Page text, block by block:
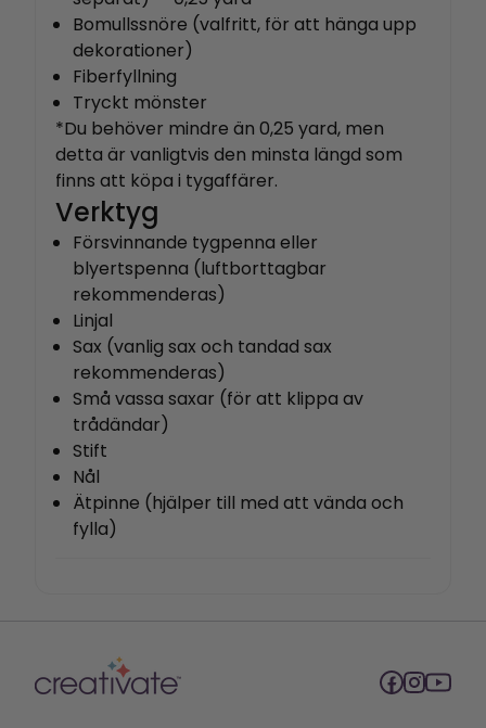
Bomullssnöre (valfritt, för att hänga upp
dekorationer)
Fiberfyllning
Tryckt mönster
*Du behöver mindre än 0,25 yard, men
detta är vanligtvis den minsta längd som
finns att köpa i tygaffärer.
Verktyg
Försvinnande tygpenna eller
blyertspenna (luftborttagbar
rekommenderas)
Linjal
Sax (vanlig sax och tandad sax
rekommenderas)
Små vassa saxar (för att klippa av
trådändar)
Stift
Nål
Ätpinne (hjälper till med att vända och
fylla)